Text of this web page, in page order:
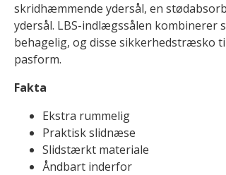
skridhæmmende ydersål, en
ydersål. LBS-indlægssålen
behagelig, og disse sikkerhedstræsko
pasform.
Fakta
Ekstra rummelig
Praktisk slidnæse
Slidstærkt materiale
Åndbart inderfor